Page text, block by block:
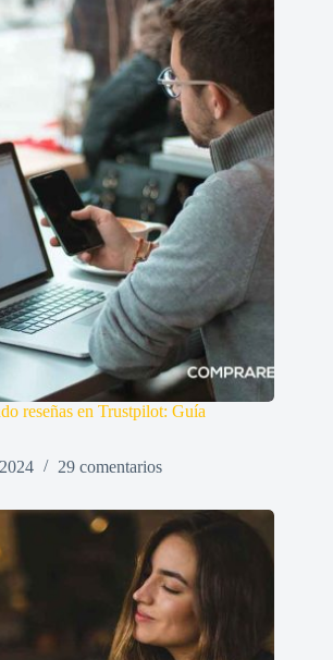
reseñas en Trustpilot: Guía
29 comentarios